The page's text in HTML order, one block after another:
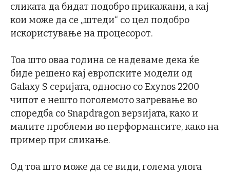
сликата да бидат подобро прикажани, а кај
кои може да се „штеди“ со цел подобро
искористување на процесорот.
Тоа што оваа година се надеваме дека ќе
биде решено кај европските модели од
Galaxy S серијата, односно со Exynos 2200
чипот е нешто поголемото загревање во
споредба со Snapdragon верзијата, како и
малите проблеми во перформансите, како на
пример при сликање.
Од тоа што може да се види, голема улога